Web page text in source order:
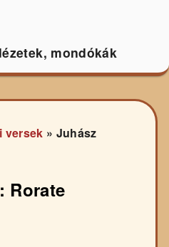
mondókák
versek » Juhász
Rorate